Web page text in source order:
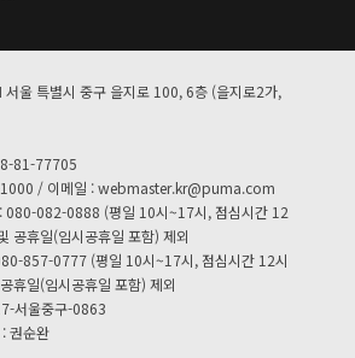
서울 특별시 중구 을지로 100, 6층 (을지로2가,
81-77705
/ 이메일 :webmaster.kr@puma.com
080-082-0888 (평일 10시~17시, 점심시간 12
공휴일(임시공휴일 포함) 제외
857-0777 (평일 10시~17시, 점심시간 12시
휴일(임시공휴일 포함) 제외
서울중구-0863
권순완